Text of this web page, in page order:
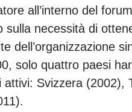
all’interno del
sulla necessità di
dell’organizzazione
solo quattro paesi
attivi: Svizzera (2002),